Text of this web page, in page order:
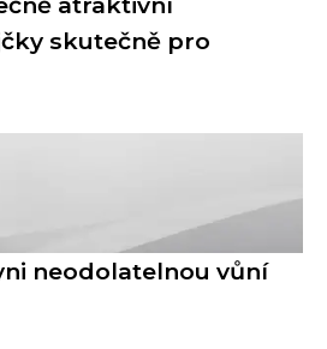
skutečně pro
neodolatelnou vůní